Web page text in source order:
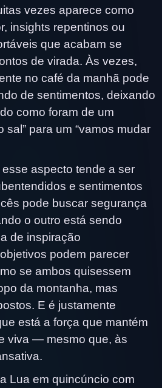
vezes aparece como
insights repentinos ou
que acabam se
de virada. Às vezes,
no café da manhã pode
de sentimentos, deixando
como foram de um
sal” para um “vamos mudar
aspecto tende a ser
e sentimentos
pode buscar segurança
o outro está sendo
de inspiração
podem parecer
se ambos quisessem
da montanha, mas
E é justamente
está a força que mantém
viva — mesmo que, às
Lua em quincúncio com